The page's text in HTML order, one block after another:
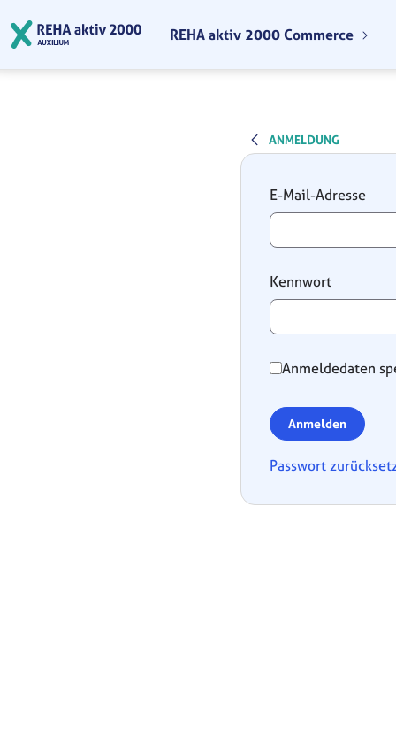
REHA aktiv 2000 Commerce
ANMELDUNG
Anmeldung
E-Mail-Adresse
Kennwort
Anmeldedaten
Anmelden
Passwort